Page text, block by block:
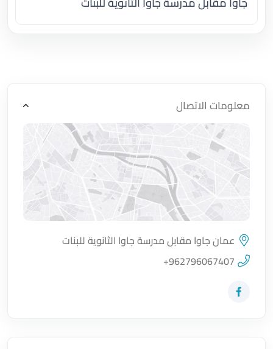
معلومات الاتصال
اضغط لتحميل الموقع
عمان جاوا مقابل مدرسة جاوا الثانوية للبنات
+962796067407
زيارة حساب المتجر على Facebook-f